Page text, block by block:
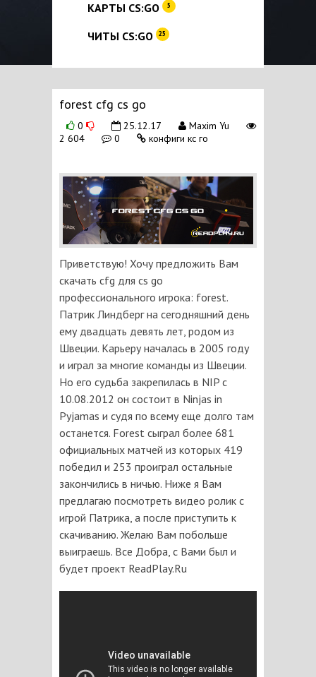
КАРТЫ CS:GO 5
ЧИТЫ CS:GO 25
forest cfg cs go
0 25.12.17
Maxim Yu
2 604
0 конфиги кс го
Приветствую! Хочу предложить Вам
скачать cfg для cs go
профессионального игрока: forest.
Патрик Линдберг на сегодняшний день
ему двадцать девять лет, родом из
Швеции. Карьеру началась в 2005 году
и играл за многие команды из Швеции.
Но его судьба закрепилась в NIP с
10.08.2012 он состоит в Ninjas in
Pyjamas и судя по всему еще долго там
останется. Forest сыграл более 681
официальных матчей из которых 419
победил и 253 проиграл остальные
закончились в ничью. Ниже я Вам
предлагаю посмотреть видео ролик с
игрой Патрика, а после приступить к
скачиванию. Желаю Вам побольше
выиграешь. Все Добра, с Вами был и
будет проект ReadPlay.Ru